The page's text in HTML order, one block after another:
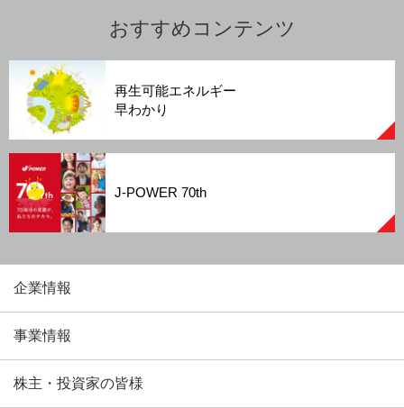
おすすめコンテンツ
再生可能エネルギー
早わかり
J-POWER 70th
企業情報
事業情報
株主・投資家の皆様